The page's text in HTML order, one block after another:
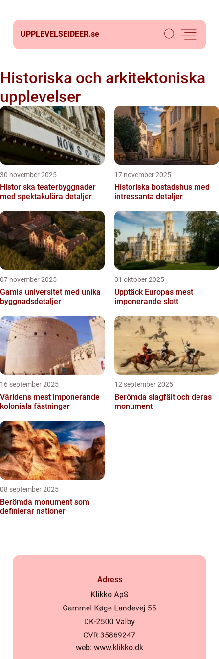
UPPLEVELSEIDEER.se
Historiska och arkitektoniska
upplevelser
30 november 2025
Historiska teaterbyggnader
med spektakulära detaljer
17 november 2025
Historiska bostadshus med
intressanta detaljer
07 november 2025
Gamla universitet med unika
byggnadsdetaljer
01 oktober 2025
Upptäck Europas mest
imponerande slott
16 september 2025
Världens mest imponerande
koloniala fästningar
12 september 2025
Berömda slagfält och deras
monument
08 september 2025
Berömda monument som
definierar nationer
Adress
web: www.klikko.dk